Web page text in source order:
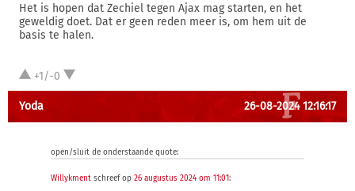
Het is hopen dat Zechiel tegen Ajax mag starten, en het
geweldig doet. Dat er geen reden meer is, om hem uit de
basis te halen.
+1/-0
Yoda 26-08-2024 12:16:17
open/sluit de onderstaande quote:
Willykment schreef op 26 augustus 2024 om 11:01: